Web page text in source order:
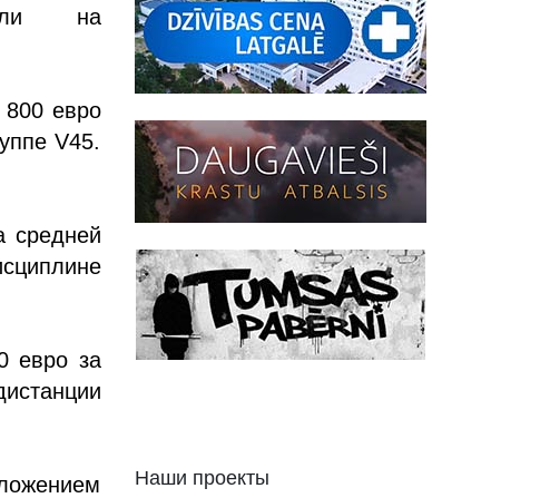
на
евро
V45.
средней
евро за
Наши проекты